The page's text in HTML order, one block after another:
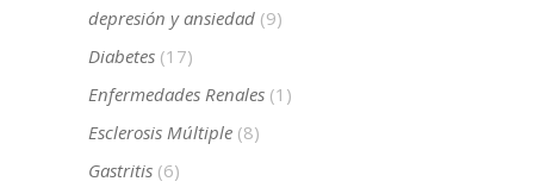
depresión y ansiedad (9)
Diabetes (17)
Enfermedades Renales (1)
Esclerosis Múltiple (8)
Gastritis (6)